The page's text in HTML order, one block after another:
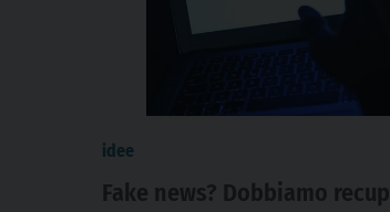
idee
Fake news? Dobbiamo